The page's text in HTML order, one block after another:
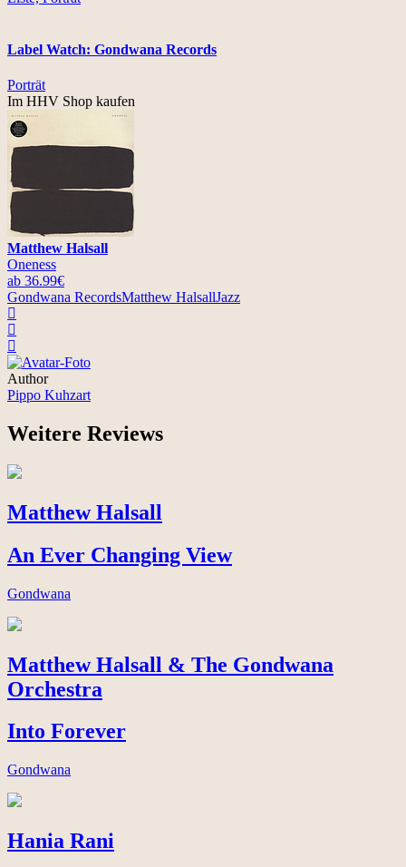
Label Watch: Gondwana Records
Porträt
Im HHV Shop kaufen
Matthew Halsall
Oneness
ab 36.99€
Gondwana RecordsMatthew HalsallJazz
Author
Pippo Kuhzart
Weitere Reviews
Matthew Halsall
An Ever Changing View
Gondwana
Matthew Halsall & The Gondwana
Orchestra
Into Forever
Gondwana
Hania Rani